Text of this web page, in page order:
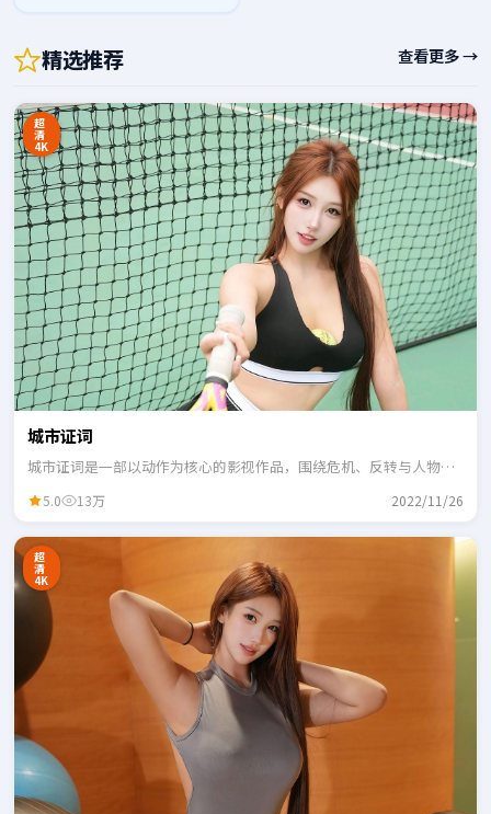
精选推荐 查看更多 →
超
清
4K
城市证词
城市证词是一部以动作为核心的影视作品，围绕危机、反转与人物成
5.0 13万 2022/11/26
超
清
4K